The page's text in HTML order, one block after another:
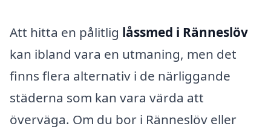
Att hitta en pålitlig låssmed i Ränneslöv
kan ibland vara en utmaning, men det
finns flera alternativ i de närliggande
städerna som kan vara värda att
överväga. Om du bor i Ränneslöv eller